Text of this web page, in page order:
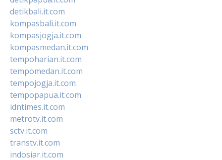
detikbali.it.com
kompasbali.it.com
kompasjogja.it.com
kompasmedan.it.com
tempoharian.it.com
tempomedan.it.com
tempojogja.it.com
tempopapua.it.com
idntimes.it.com
metrotv.it.com
sctv.it.com
transtv.it.com
indosiar.it.com